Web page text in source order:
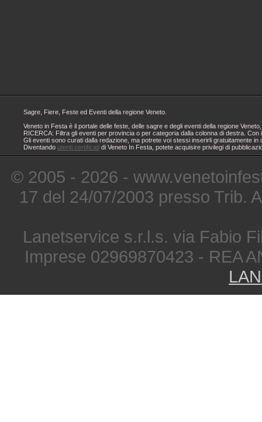
Sagre, Fiere, Feste ed Eventi della regione Veneto.
Veneto in Festa è il portale delle feste, delle sagre e degli eventi della regione
RICERCA: Filtra gli eventi per provincia o per categoria dalla colonna di destra.
Gli eventi sono curati dalla redazione, ma potrete voi stessi inserirli gratuitamente
Diventando utenti certificati di Veneto In Festa, potete acquisire privilegi di
© 2005 - 2026 -
17 del 24/07/2003 presso Trib.
Lanetservice s.r.l.s. via Fabio
Imprese 02969870423 - REA